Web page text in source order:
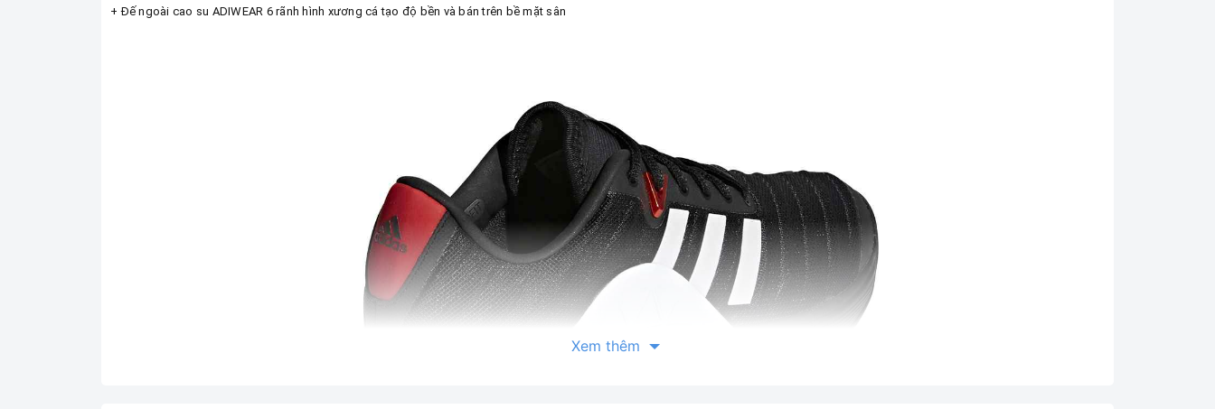
+ Đế ngoài cao su ADIWEAR 6 rãnh hình xương cá tạo độ bền và bán trên bề mặt sân
Xem thêm